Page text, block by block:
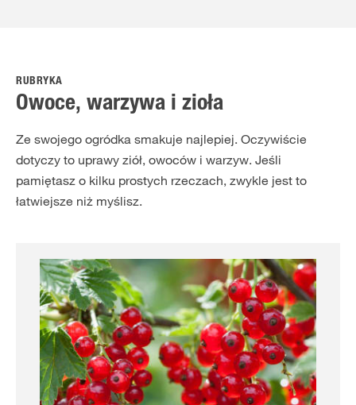
RUBRYKA
Owoce, warzywa i zioła
Ze swojego ogródka smakuje najlepiej. Oczywiście
dotyczy to uprawy ziół, owoców i warzyw. Jeśli
pamiętasz o kilku prostych rzeczach, zwykle jest to
łatwiejsze niż myślisz.